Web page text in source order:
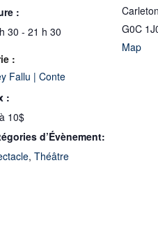
:
30 - 21 h 30
:
Fallu | Conte
:
10$
d’Évènement:
, Théâtre
G0C
Map